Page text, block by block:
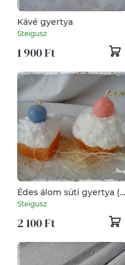
Kávé gyertya
Steigusz
1 900 Ft
Édes álom süti gyertya (2
db)
Steigusz
2 100 Ft